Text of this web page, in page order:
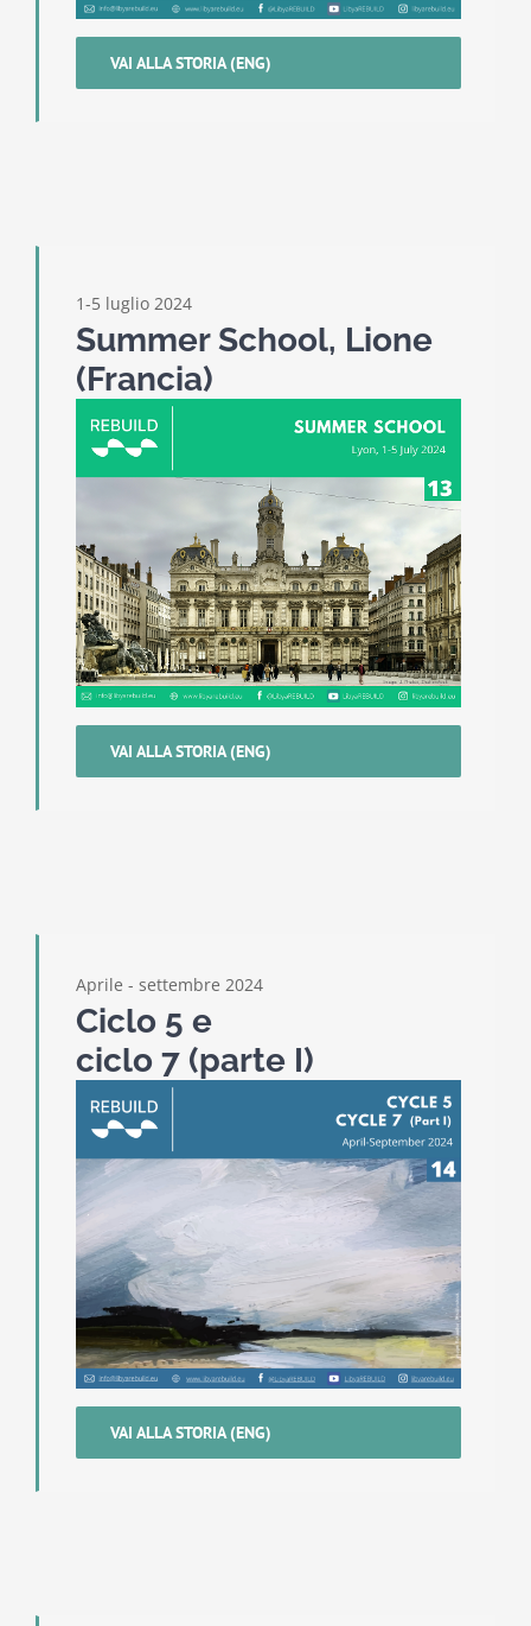
VAI ALLA STORIA (ENG)
1-5 luglio 2024
Summer School, Lione
(Francia)
VAI ALLA STORIA (ENG)
Aprile - settembre 2024
Ciclo 5 e
ciclo 7 (parte I)
VAI ALLA STORIA (ENG)